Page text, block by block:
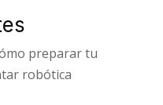
preparar tu
robótica